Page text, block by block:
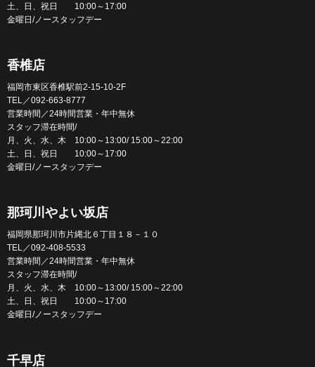
土、日、祝日 10:00～17:00
金曜日/ノースタッフデー
香椎店
福岡市東区香椎駅前2-15-10-2F
TEL／092-663-8777
営業時間／24時間営業・年中無休
スタッフ滞在時間/
月、火、水、木 10:00～13:00/ 15:00～22:00
土、日、祝日 10:00～17:00
金曜日/ノースタッフデー
那珂川やよい坂店
福岡県那珂川市片縄北６丁目１８－１０
TEL／092-408-5533
営業時間／24時間営業・年中無休
スタッフ滞在時間/
月、火、水、木 10:00～13:00/ 15:00～22:00
土、日、祝日 10:00～17:00
金曜日/ノースタッフデー
千早店